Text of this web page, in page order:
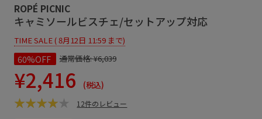
ROPÉ PICNIC
キャミソールビスチェ/セットアップ対応
TIME SALE ( 8月12日 11:59 まで)
60%OFF 通常価格:¥6,039
¥2,416 (税込)
12件のレビュー